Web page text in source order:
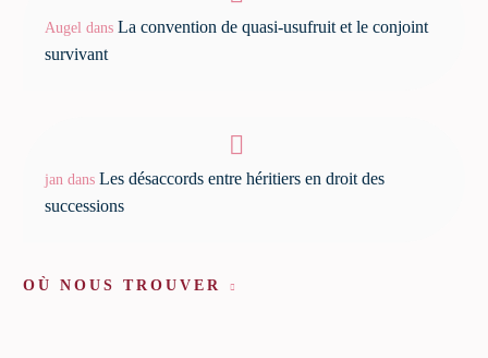
Augel dans La convention de quasi-usufruit et le conjoint
survivant
jan dans Les désaccords entre héritiers en droit des
successions
OÙ NOUS TROUVER